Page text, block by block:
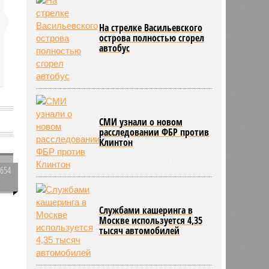
На стрелке Васильевского
острова полностью сгорел
автобус
СМИ узнали о новом
расследовании ФБР против
Клинтон
Службами кашеринга в
Москве используется 4,35
тысяч автомобилей